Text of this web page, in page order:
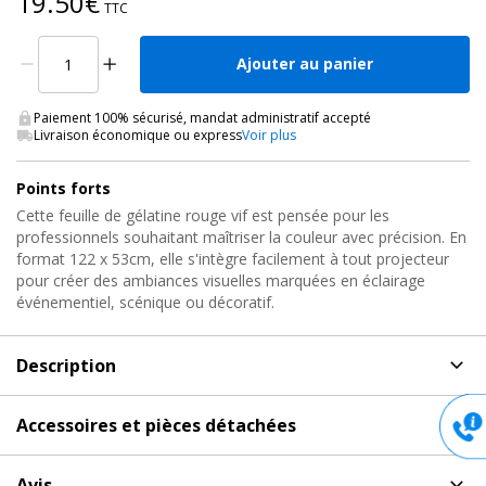
TTC
Ajouter au panier
Paiement 100% sécurisé, mandat administratif accepté
Livraison économique ou expressVoir plus
Points forts
Cette feuille de gélatine rouge vif est pensée pour les
professionnels souhaitant maîtriser la couleur avec précision. En
format 122 x 53cm, elle s'intègre facilement à tout projecteur
pour créer des ambiances visuelles marquées en éclairage
événementiel, scénique ou décoratif.
Description
de Gélatine Projecteurs, GELA FEUILLE ROUGE
FONCÉ Lee Filters
Filtre de Couleurs pour Projecteurs de Scènes et
Accessoires et pièces détachées